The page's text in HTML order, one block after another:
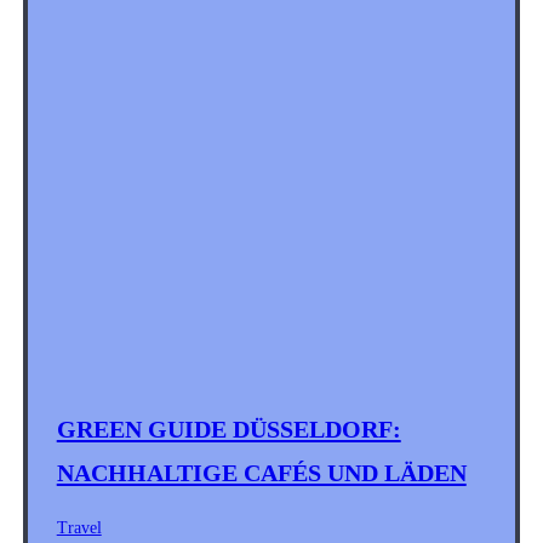
GREEN GUIDE DÜSSELDORF:
NACHHALTIGE CAFÉS UND LÄDEN
Travel